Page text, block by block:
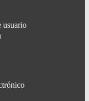
usuario